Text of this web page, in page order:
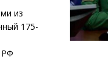
из
175-
РФ